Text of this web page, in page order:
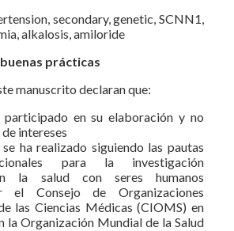
secondary, genetic, SCNN1,
alkalosis, amiloride
prácticas
manuscrito declaran que:
participado en su elaboración y no
intereses
ha realizado siguiendo las pautas
para la investigación
la salud con seres humanos
el Consejo de Organizaciones
las Ciencias Médicas (CIOMS) en
la Organización Mundial de la Salud